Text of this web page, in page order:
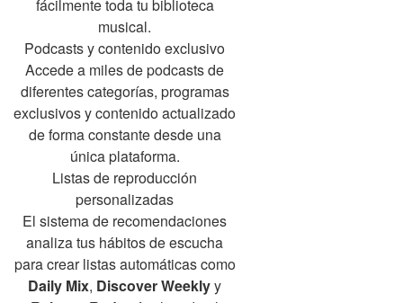
fácilmente toda tu biblioteca
musical.
Podcasts y contenido exclusivo
Accede a miles de podcasts de
diferentes categorías, programas
exclusivos y contenido actualizado
de forma constante desde una
única plataforma.
Listas de reproducción
personalizadas
El sistema de recomendaciones
analiza tus hábitos de escucha
para crear listas automáticas como
Daily Mix, Discover Weeklyy